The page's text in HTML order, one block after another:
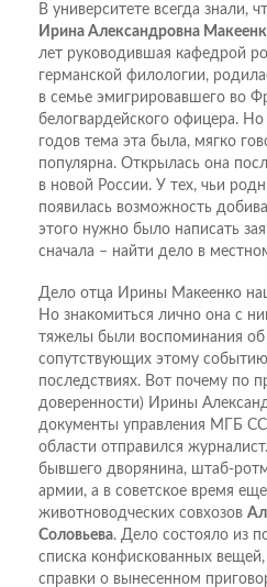
В университете всегда знали,
Ирина Александровна
лет руководившая кафедрой
германской филологии,
в семье эмигрировавшего во
белогвардейского офицера.
годов тема эта была, мягко
популярна. Открылась она
в новой России. У тех, чьи
появилась возможность
этого нужно было написать
сначала – найти дело в
Дело отца Ирины Макеенко
Но знакомиться лично она с
тяжелы были воспоминания об
сопутствующих этому
последствиях. Вот почему по
доверенности) Ирины
документы управления МГБ
области отправился
бывшего дворянина, штаб-
армии, а в советское время
животноводческих совхозов
Соловьева. Дело состояло из
списка конфискованных
справки о вынесенном